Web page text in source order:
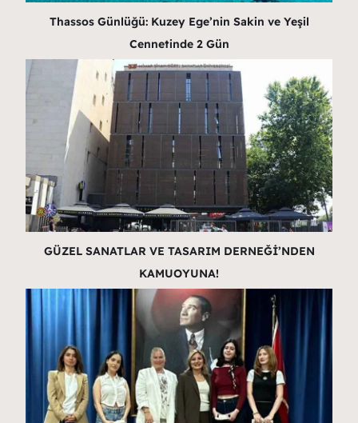
Thassos Günlüğü: Kuzey Ege’nin Sakin ve Yeşil
Cennetinde 2 Gün
GÜZEL SANATLAR VE TASARIM DERNEĞİ’NDEN
KAMUOYUNA!